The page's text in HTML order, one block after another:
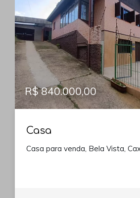
R$ 840.000,00
Casa
Casa para venda, Bela Vista,